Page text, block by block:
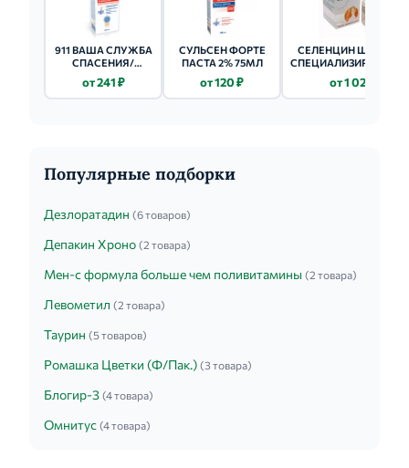
911 ВАША СЛУЖБА
СПАСЕНИЯ/
ПОМОЩЬ
ЛУКОВЫЙ С
от 241 ₽
СУЛЬСЕН ФОРТЕ
ПАСТА 2% 75МЛ
от 120 ₽
СЕЛЕНЦИН
от 1 027 ₽
Популярные подборки
Дезлоратадин (6 товаров)
Депакин Хроно (2 товара)
Мен-с формула больше чем поливитамины (2 товара)
Левометил (2 товара)
Таурин (5 товаров)
Ромашка Цветки (Ф/Пак.) (3 товара)
Блогир-3 (4 товара)
Омнитус (4 товара)